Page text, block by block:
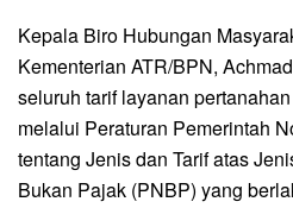
Kepala Biro Hubungan
Kementerian ATR/BPN,
seluruh tarif layanan
melalui Peraturan Pemerintah
tentang Jenis dan Tarif atas
Bukan Pajak (PNBP) yang